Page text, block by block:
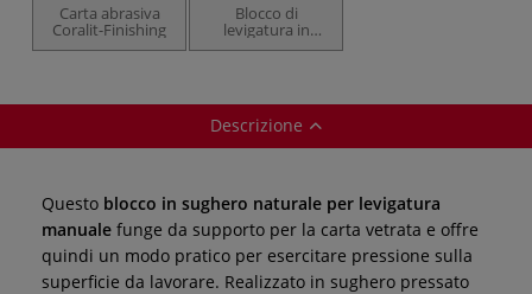
Carta abrasiva
Coralit-Finishing
Blocco di
levigatura in
sughero pressato
Descrizione
Questo blocco in sughero naturale per levigatura
manuale funge da supporto per la carta vetrata e offre
quindi un modo pratico per esercitare pressione sulla
superficie da lavorare. Realizzato in sughero pressato